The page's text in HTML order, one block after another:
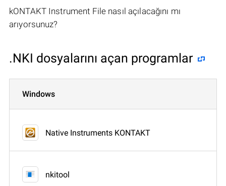
kONTAKT Instrument File nasıl açılacağını mı
arıyorsunuz?
.NKI dosyalarını açan programlar
Windows
Native Instruments KONTAKT
nkitool